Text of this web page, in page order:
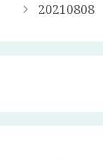
20210808